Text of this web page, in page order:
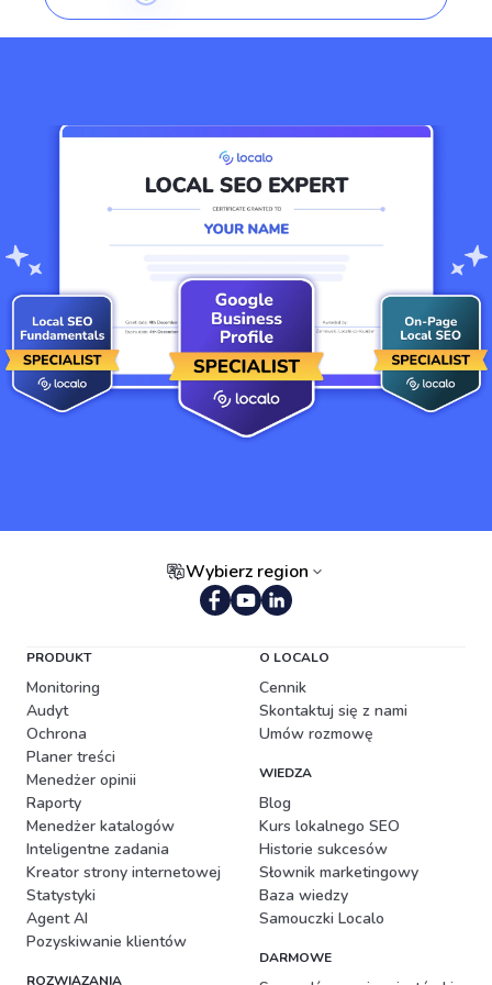
Wybierz region
PRODUKT
Monitoring
Audyt
Ochrona
Planer treści
Menedżer opinii
Raporty
Menedżer katalogów
Inteligentne zadania
Kreator strony internetowej
Statystyki
Agent AI
Pozyskiwanie klientów
ROZWIĄZANIA
O LOCALO
Cennik
Skontaktuj się z nami
Umów rozmowę
WIEDZA
Blog
Kurs lokalnego SEO
Historie sukcesów
Słownik marketingowy
Baza wiedzy
Samouczki Localo
DARMOWE